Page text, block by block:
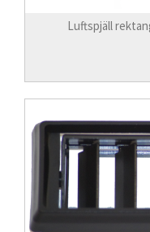
Luftspjäll